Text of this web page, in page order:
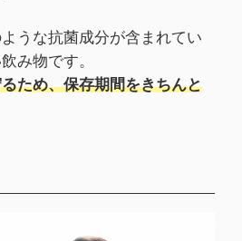
うな抗菌成分が含まれてい
み物です。
ため、保存期間をきちんと